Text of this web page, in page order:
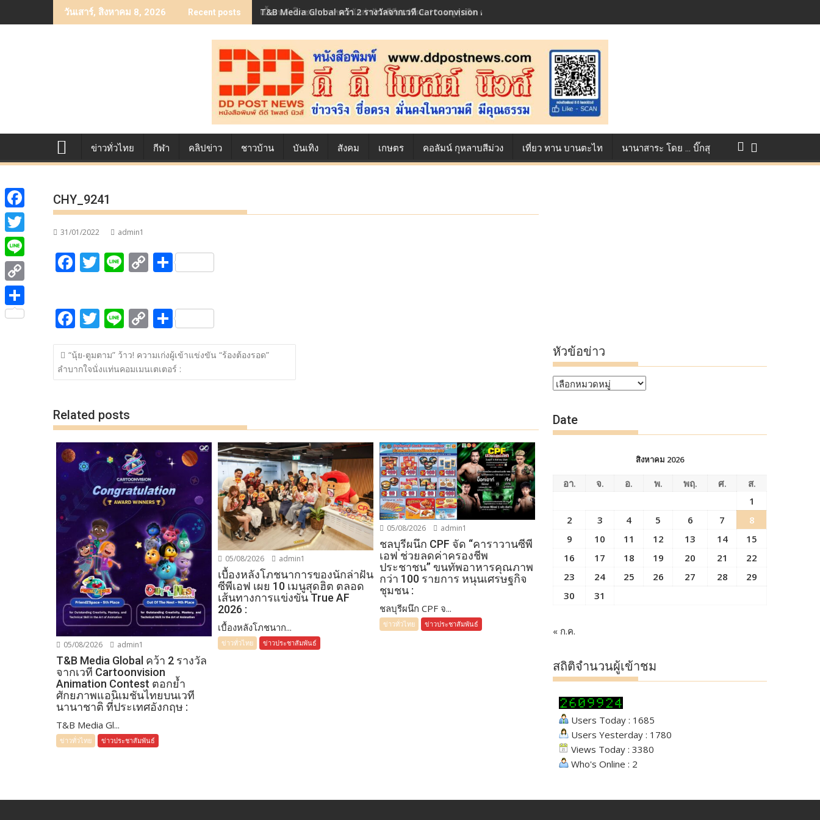
to
วันเสาร์, สิงหาคม 8, 2026 Recent posts เบื้องหลังโภชนาการของนักล่าฝัน ซีพีเอฟ เผย 10 เมนูสุดฮิต ตลอดเส้นทางการแข่งขัน True AF 2026 :
ข่าวทั่วไทย กีฬา คลิปข่าว ชาวบ้าน บันเทิง สังคม เกษตร คอลัมน์ กุหลาบสีม่วง เที่ยว ทาน บานตะไท นานาสาระ โดย … บิ๊กสุ
CHY_9241
31/01/2022 admin1
F
ac
b
o
o
k
T
w
er
Li
n
C
o
y
Li
n
k
S
h
e
F
ac
e
b
o
k
T
w
itt
er
Li
n
e
C
o
p
y
k
S
h
ar
e
แนะแนว
เรื่อง
“นุ้ย-ตูมตาม” ว้าว! ความเก่งผู้เข้าแข่งขัน “ร้องต้องรอด”
ลำบากใจนั่งแท่นคอมเมนเตเตอร์ :
Related posts
05/08/2026 admin1
T&B Media Global คว้า 2 รางวัล
จากเวที Cartoonvision
Animation Contest ตอกย้ำ
ศักยภาพแอนิเมชันไทยบนเวที
นานาชาติ ที่ประเทศอังกฤษ :
T&B Media Gl...
ข่าวทั่วไทย ข่าวประชาสัมพันธ์
05/08/2026 admin1
เบื้องหลังโภชนาการของนักล่าฝัน
ซีพีเอฟ เผย 10 เมนูสุดฮิต ตลอด
เส้นทางการแข่งขัน True AF
2026 :
เบื้องหลังโภชนาก...
ข่าวทั่วไทย ข่าวประชาสัมพันธ์
05/08/2026 admin1
ชลบุรีผนึก CPF จัด “คาราวานซีพี
เอฟ ช่วยลดค่าครองชีพ
ประชาชน” ขนทัพอาหารคุณภาพ
กว่า 100 รายการ หนุนเศรษฐกิจ
ชุมชน :
ชลบุรีผนึก CPF จ...
ข่าวทั่วไทย ข่าวประชาสัมพันธ์
หัวข้อข่าว
หัวข้อ
Date
สิงหาคม 2026
อา. จ. อ. พ. พฤ. ศ.
ส.
1
2
3 4 5 6 7
8
9
10 11 12 13 14
15
16
17 18 19 20 21
22
23
24 25 26 27 28
29
30
31
« ก.ค.
สถิติจำนวนผู้เข้าชม
Users Today : 1685
Users Yesterday : 1780
Views Today : 3380
Who's Online : 2
F
a
c
e
b
o
T
w
i
t
t
L
i
n
C
o
S